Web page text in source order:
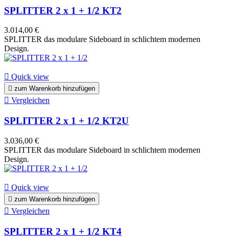
SPLITTER 2 x 1 + 1/2 KT2
3.014,00 €
SPLITTER das modulare Sideboard in schlichtem modernen
Design.
 Quick view
 zum Warenkorb hinzufügen
 Vergleichen
SPLITTER 2 x 1 + 1/2 KT2U
3.036,00 €
SPLITTER das modulare Sideboard in schlichtem modernen
Design.
 Quick view
 zum Warenkorb hinzufügen
 Vergleichen
SPLITTER 2 x 1 + 1/2 KT4